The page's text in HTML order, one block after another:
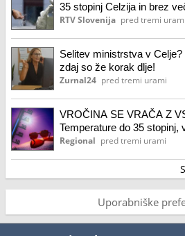
35 stopinj Celzija in brez
RTV Slovenija pred tremi urami
Selitev ministrstva v
zdaj so že korak dlje!
Zurnal24 pred tremi urami
VROČINA SE VRAČA Z
Temperature do 35 stopinj,
Regional pred tremi urami
Uporabniške